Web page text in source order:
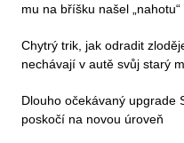
mu na bříšku našel „nahotu“
Chytrý trik, jak odradit
nechávají v autě svůj starý
Dlouho očekávaný upgrade
poskočí na novou úroveň